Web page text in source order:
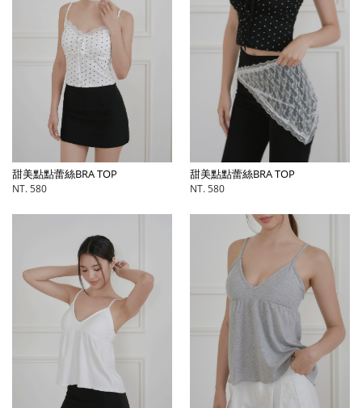
甜美點點蕾絲BRA TOP
NT. 580
甜美點點蕾絲BRA TOP
NT. 580